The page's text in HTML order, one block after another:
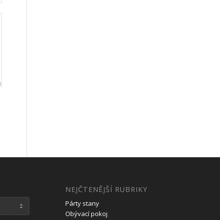
NEJČTENĚJŠÍ RUBRIKY
Párty stany
Obývací pokoj